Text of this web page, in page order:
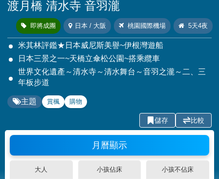
渡月橋 清水寺 音羽瀧
即將成團 日本 / 大阪 桃園國際機場 5天4夜
米其林評鑑★日本威尼斯美譽~伊根灣遊船
日本三景之一~天橋立傘松公園~搭乘纜車
世界文化遺產～清水寺～清水舞台～音羽之瀧～二、三
年板步道
主題 賞楓 購物
儲存 比較
月曆顯示
大人 小孩佔床 小孩不佔床